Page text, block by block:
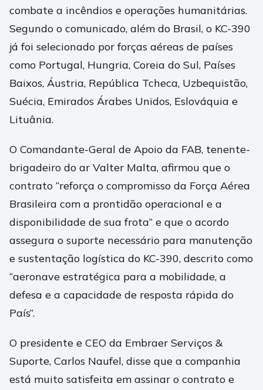
combate a incêndios e operações humanitárias.
Segundo o comunicado, além do Brasil, o KC-390
já foi selecionado por forças aéreas de países
como Portugal, Hungria, Coreia do Sul, Países
Baixos, Áustria, República Tcheca, Uzbequistão,
Suécia, Emirados Árabes Unidos, Eslováquia e
Lituânia.
O Comandante-Geral de Apoio da FAB, tenente-
brigadeiro do ar Valter Malta, afirmou que o
contrato “reforça o compromisso da Força Aérea
Brasileira com a prontidão operacional e a
disponibilidade de sua frota” e que o acordo
assegura o suporte necessário para manutenção
e sustentação logística do KC-390, descrito como
“aeronave estratégica para a mobilidade, a
defesa e a capacidade de resposta rápida do
País”.
O presidente e CEO da Embraer Serviços &
Suporte, Carlos Naufel, disse que a companhia
está muito satisfeita em assinar o contrato e